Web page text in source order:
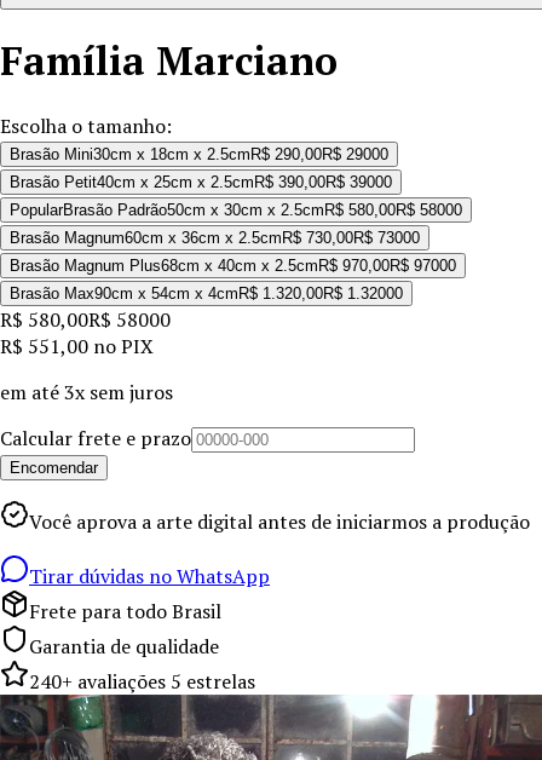
Família Marciano
Escolha o tamanho:
Brasão Mini30cm x 18cm x 2.5cm R$ 290,00R$ 29000
Brasão Petit40cm x 25cm x 2.5cm R$ 390,00R$ 39000
PopularBrasão Padrão50cm x 30cm x 2.5cm R$ 580,00R$ 58000
Brasão Magnum60cm x 36cm x 2.5cm R$ 730,00R$ 73000
Brasão Magnum Plus68cm x 40cm x 2.5cm R$ 970,00R$ 97000
Brasão Max90cm x 54cm x 4cm R$ 1.320,00R$ 1.32000
R$ 580,00R$ 58000
R$ 551,00 no PIX
em até3x sem juros
Calcular frete e prazo
Encomendar
Você aprova a arte digital antes de iniciarmos a produção
Tirar dúvidas no WhatsApp
Frete para todo Brasil
Garantia de qualidade
240+ avaliações 5 estrelas